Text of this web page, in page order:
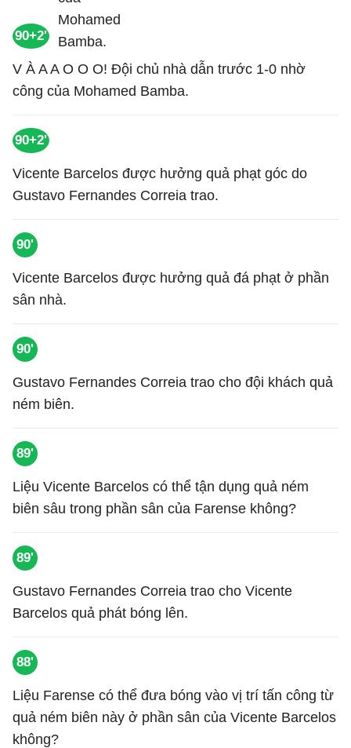
90+2'
V À A A O O O! Đội chủ nhà dẫn trước 1-0 nhờ
công của Mohamed Bamba.
90+2'
Vicente Barcelos được hưởng quả phạt góc do
Gustavo Fernandes Correia trao.
90'
Vicente Barcelos được hưởng quả đá phạt ở phần
sân nhà.
90'
Gustavo Fernandes Correia trao cho đội khách quả
ném biên.
89'
Liệu Vicente Barcelos có thể tận dụng quả ném
biên sâu trong phần sân của Farense không?
89'
Gustavo Fernandes Correia trao cho Vicente
Barcelos quả phát bóng lên.
88'
Liệu Farense có thể đưa bóng vào vị trí tấn công từ
quả ném biên này ở phần sân của Vicente Barcelos
không?